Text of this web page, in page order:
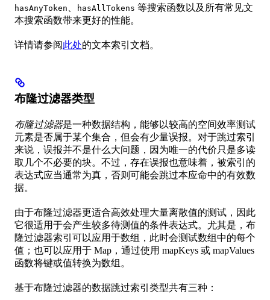
hasAnyToken hasAllTokens 等搜索函数以及所有常见文
本搜索函数带来更好的性能。
详情请参阅此处的文本索引文档。
布隆过滤器类型
布隆过滤器是一种数据结构，能够以较高的空间效率测试
元素是否属于某个集合，但会有少量误报。对于跳过索引
来说，误报并不是什么大问题，因为唯一的代价只是多读
取几个不必要的块。不过，存在误报也意味着，被索引的
表达式应当通常为真，否则可能会跳过本应命中的有效数
据。
由于布隆过滤器更适合高效处理大量离散值的测试，因此
它很适用于会产生较多待测值的条件表达式。尤其是，布
隆过滤器索引可以应用于数组，此时会测试数组中的每个
值；也可以应用于 Map，通过使用 mapKeys 或 mapValues
函数将键或值转换为数组。
基于布隆过滤器的数据跳过索引类型共有三种：